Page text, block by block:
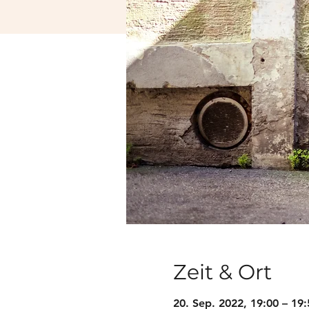
Zeit & Ort
20. Sep. 2022, 19:00 –